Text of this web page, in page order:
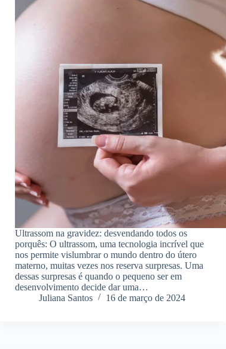
Ultrassom na gravidez: desvendando todos os
porquês: O ultrassom, uma tecnologia incrível que
nos permite vislumbrar o mundo dentro do útero
materno, muitas vezes nos reserva surpresas. Uma
dessas surpresas é quando o pequeno ser em
desenvolvimento decide dar uma…
Juliana Santos
16 de março de 2024